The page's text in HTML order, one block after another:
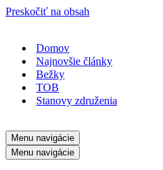
Preskočiť na obsah
Domov
Najnovšie články
Bežky
TOB
Stanovy združenia
Menu navigácie
Menu navigácie